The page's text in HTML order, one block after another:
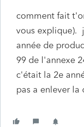
comment fait
vous explique).
année de
99 de l'annexe
c'était la 2e
pas a enlever la